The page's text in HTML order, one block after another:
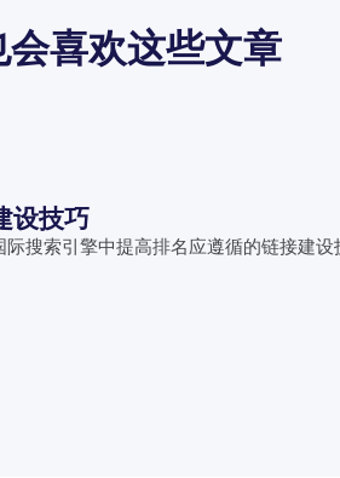
喜欢这些文章
设技巧
搜索引擎中提高排名应遵循的链接建设